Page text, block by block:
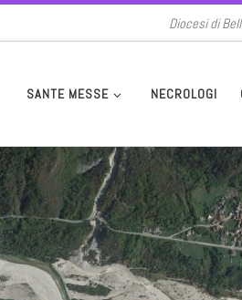
Diocesi di
SANTE MESSE NECROLOGI